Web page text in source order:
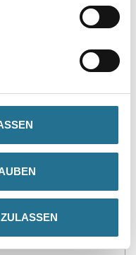
Verarbeitung
Grundierung in den